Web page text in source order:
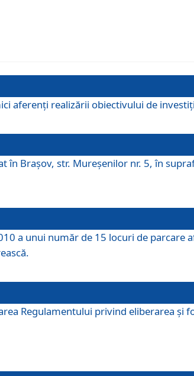
aferenți realizării obiectivului de
în Braşov, str. Mureşenilor nr. 5, în
a unui număr de 15 locuri de parcare
Regulamentului privind eliberarea şi